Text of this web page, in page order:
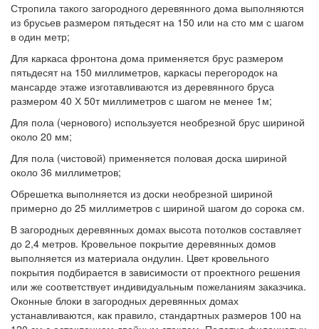
Стропила такого загородного деревянного дома выполняются
из брусьев размером пятьдесят на 150 или на сто мм с шагом
в один метр;
Для каркаса фронтона дома применяется брус размером
пятьдесят на 150 миллиметров, каркасы перегородок на
мансарде этаже изготавливаются из деревянного бруса
размером 40 Х 50т миллиметров с шагом не менее 1м;
Для пола (чернового) используется необрезной брус шириной
около 20 мм;
Для пола (чистовой) применяется половая доска шириной
около 36 миллиметров;
Обрешетка выполняется из доски необрезной шириной
примерно до 25 миллиметров с шириной шагом до сорока см.
В загородных деревянных домах высота потолков составляет
до 2,4 метров. Кровельное покрытие деревянных домов
выполняется из материала ондулин. Цвет кровельного
покрытия подбирается в зависимости от проектного решения
или же соответствует индивидуальным пожеланиям заказчика.
Оконные блоки в загородных деревянных домах
устанавливаются, как правило, стандартных размеров 100 на